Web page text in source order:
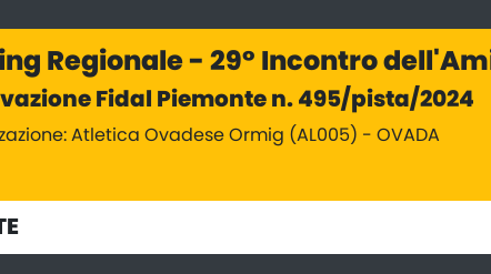
Regionale - 29° Incontro
Fidal Piemonte n. 495/pista/2024
Atletica Ovadese Ormig (AL005) - OVADA